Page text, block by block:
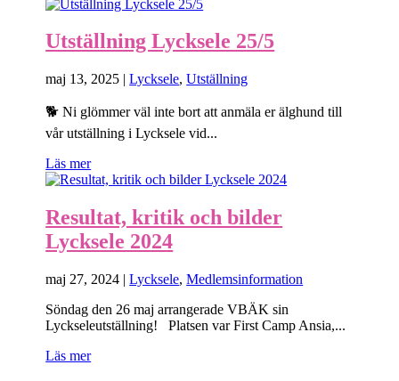
Utställning Lycksele 25/5
maj 13, 2025 |Lycksele,Utställning
🐕 Ni glömmer väl inte bort att anmäla er älghund till
vår utställning i Lycksele vid...
Läs mer
Resultat, kritik och bilder
Lycksele 2024
maj 27, 2024 |Lycksele,Medlemsinformation
Söndag den 26 maj arrangerade VBÄK sin
Lyckseleutställning! Platsen var First Camp Ansia,...
Läs mer